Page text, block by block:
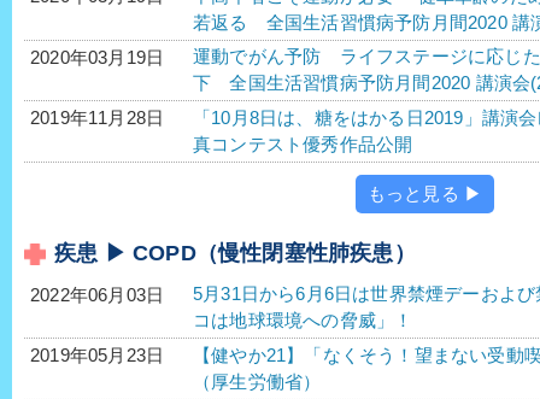
若返る 全国生活習慣病予防月間2020 講
2020年03月19日
運動でがん予防 ライフステージに応じ
下 全国生活習慣病予防月間2020 講演会
2019年11月28日
「10月8日は、糖をはかる日2019」講演
真コンテスト優秀作品公開
もっと見る ▶
疾患 ▶ COPD（慢性閉塞性肺疾患）
2022年06月03日
5月31日から6月6日は世界禁煙デーおよ
コは地球環境への脅威」！
2019年05月23日
【健やか21】「なくそう！望まない受動
（厚生労働省）